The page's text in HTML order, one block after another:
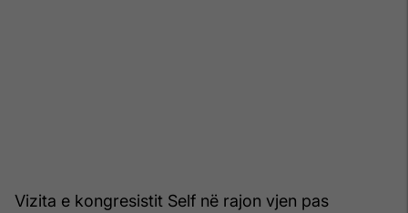
Vizita e kongresistit Self në rajon vjen pas